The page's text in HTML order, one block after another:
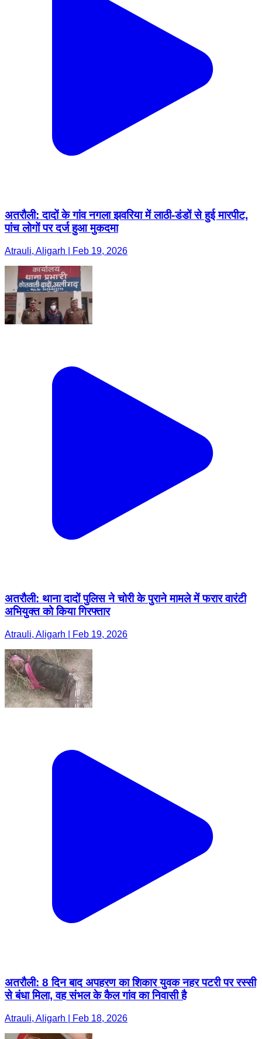
अतरौली: दादों के गांव नगला झवरिया में लाठी-डंडों से हुई मारपीट,
पांच लोगों पर दर्ज हुआ मुकदमा
Atrauli, Aligarh | Feb 19, 2026
अतरौली: थाना दादों पुलिस ने चोरी के पुराने मामले में फरार वारंटी
अभियुक्त को किया गिरफ्तार
Atrauli, Aligarh | Feb 19, 2026
अतरौली: 8 दिन बाद अपहरण का शिकार युवक नहर पटरी पर रस्सी
से बंधा मिला, वह संभल के कैल गांव का निवासी है
Atrauli, Aligarh | Feb 18, 2026